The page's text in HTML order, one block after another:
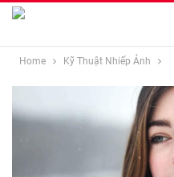
Home Kỹ Thuật Nhiếp Ảnh